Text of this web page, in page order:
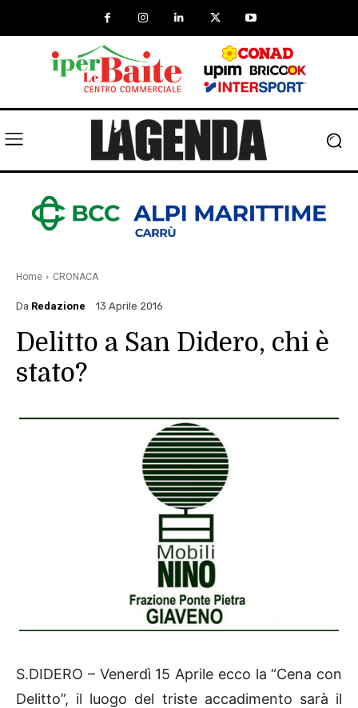
Home CRONACA
Da Redazione 13 Aprile 2016
Delitto a San Didero, chi è
stato?
S.DIDERO – Venerdì 15 Aprile ecco la “Cena con
Delitto”, il luogo del triste accadimento sarà il